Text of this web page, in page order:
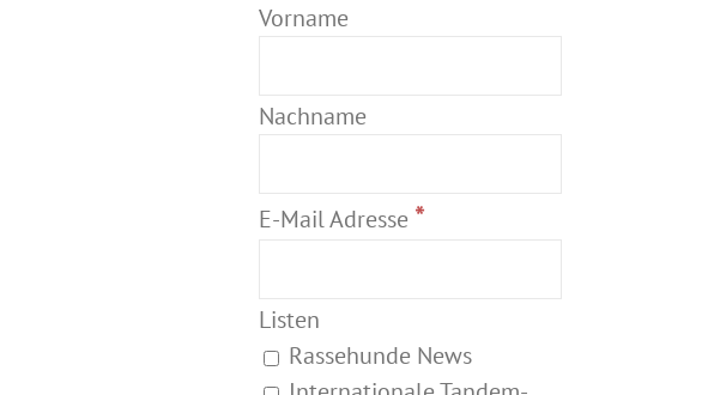
Vorname
Nachname
E-Mail Adresse *
Listen
Rassehunde News